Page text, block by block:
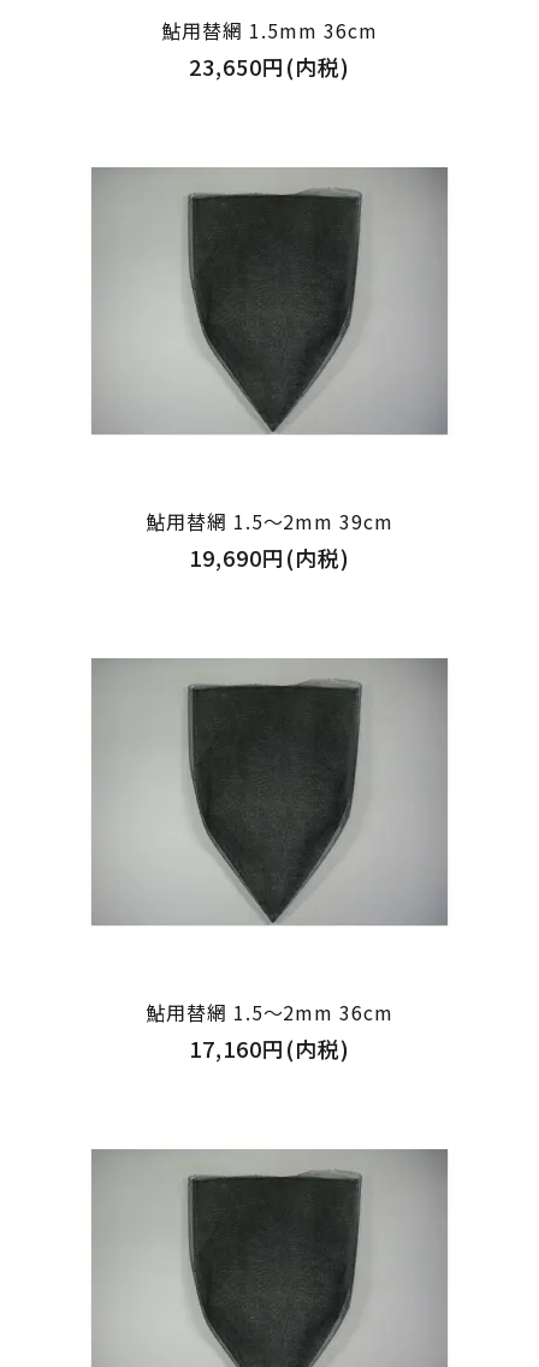
鮎用替網 1.5mm 36cm
23,650円(内税)
鮎用替網 1.5～2mm 39cm
19,690円(内税)
鮎用替網 1.5～2mm 36cm
17,160円(内税)